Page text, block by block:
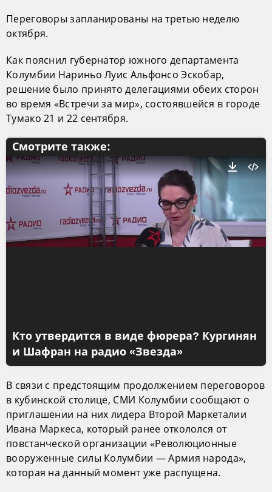
Переговоры запланированы на третью неделю
октября.
Как пояснил губернатор южного департамента
Колумбии Нариньо Луис Альфонсо Эскобар,
решение было принято делегациями обеих сторон
во время «Встречи за мир», состоявшейся в городе
Тумако 21 и 22 сентября.
Смотрите также:
Кто утвердится в виде фюрера? Кургинян
и Шафран на радио «Звезда»
В связи с предстоящим продолжением переговоров
в кубинской столице, СМИ Колумбии сообщают о
приглашении на них лидера Второй Маркеталии
Ивана Маркеса, который ранее откололся от
повстанческой организации «Революционные
вооруженные силы Колумбии — Армия народа»,
которая на данный момент уже распущена.